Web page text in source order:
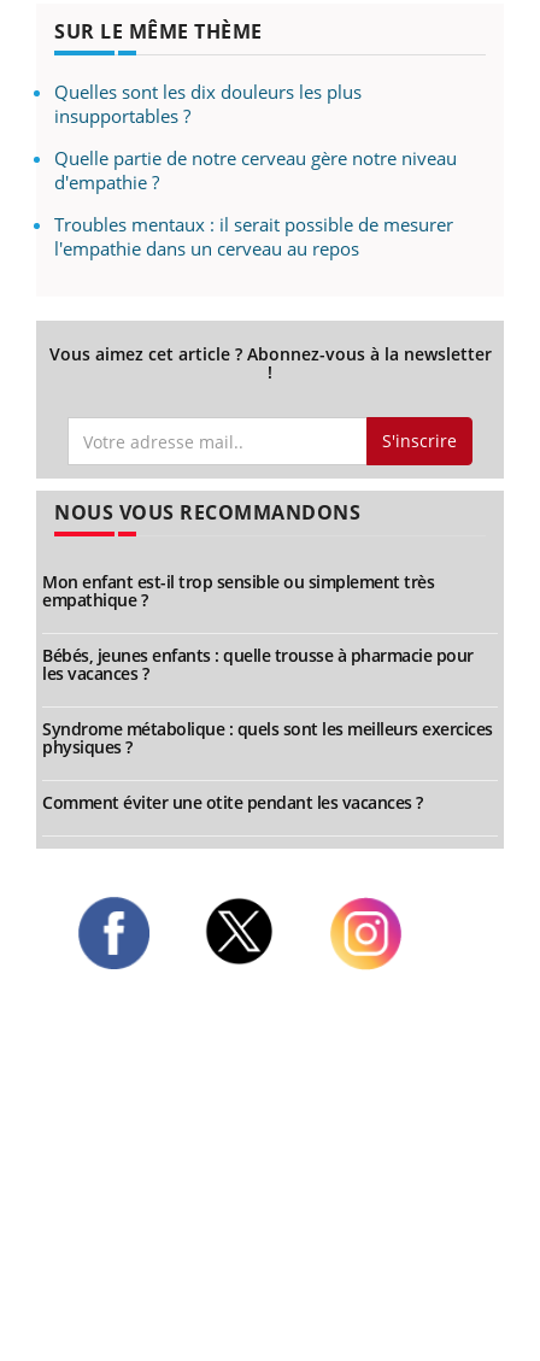
SUR LE MÊME THÈME
Quelles sont les dix douleurs les plus
insupportables ?
Quelle partie de notre cerveau gère notre niveau
d'empathie ?
Troubles mentaux : il serait possible de mesurer
l'empathie dans un cerveau au repos
Vous aimez cet article ? Abonnez-vous à la newsletter
!
S'inscrire
NOUS VOUS RECOMMANDONS
Mon enfant est-il trop sensible ou simplement très
empathique ?
Bébés, jeunes enfants : quelle trousse à pharmacie pour
les vacances ?
Syndrome métabolique : quels sont les meilleurs exercices
physiques ?
Comment éviter une otite pendant les vacances ?